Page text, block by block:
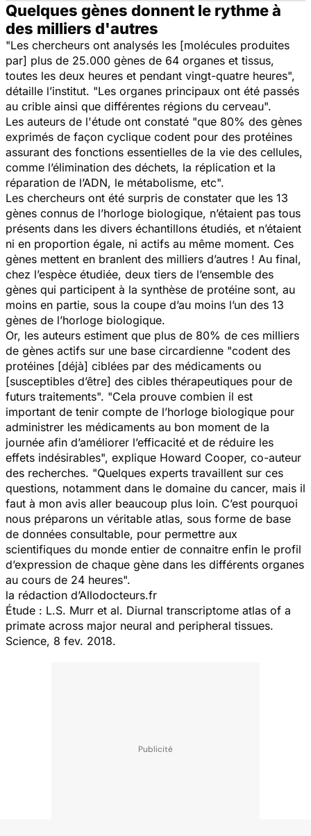
Quelques gènes donnent le rythme à
des milliers d'autres
"Les chercheurs ont analysés les [molécules produites
par] plus de 25.000 gènes de 64 organes et tissus,
toutes les deux heures et pendant vingt-quatre heures",
détaille l’institut. "Les organes principaux ont été passés
au crible ainsi que différentes régions du cerveau".
Les auteurs de l'étude ont constaté "que 80% des gènes
exprimés de façon cyclique codent pour des protéines
assurant des fonctions essentielles de la vie des cellules,
comme l’élimination des déchets, la réplication et la
réparation de l’ADN, le métabolisme, etc".
Les chercheurs ont été surpris de constater que les 13
gènes connus de l’horloge biologique, n’étaient pas tous
présents dans les divers échantillons étudiés, et n’étaient
ni en proportion égale, ni actifs au même moment. Ces
gènes mettent en branlent des milliers d’autres ! Au final,
chez l’espèce étudiée, deux tiers de l’ensemble des
gènes qui participent à la synthèse de protéine sont, au
moins en partie, sous la coupe d’au moins l’un des 13
gènes de l’horloge biologique.
Or, les auteurs estiment que plus de 80% de ces milliers
de gènes actifs sur une base circardienne "codent des
protéines [déjà] ciblées par des médicaments ou
[susceptibles d’être] des cibles thérapeutiques pour de
futurs traitements". "Cela prouve combien il est
important de tenir compte de l’horloge biologique pour
administrer les médicaments au bon moment de la
journée afin d’améliorer l’efficacité et de réduire les
effets indésirables", explique Howard Cooper, co-auteur
des recherches. "Quelques experts travaillent sur ces
questions, notamment dans le domaine du cancer, mais il
faut à mon avis aller beaucoup plus loin. C’est pourquoi
nous préparons un véritable atlas, sous forme de base
de données consultable, pour permettre aux
scientifiques du monde entier de connaitre enfin le profil
d’expression de chaque gène dans les différents organes
au cours de 24 heures".
la rédaction d’Allodocteurs.fr
Étude : L.S. Murr et al. Diurnal transcriptome atlas of a
primate across major neural and peripheral tissues.
Science, 8 fev. 2018.